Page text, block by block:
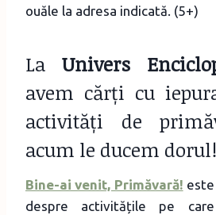
ouăle la adresa indicată. (5+)
La Univers
avem cărți cu
activități de
acum le ducem dorul!
Bine-ai venit, Primăvară!
despre activitățile pe